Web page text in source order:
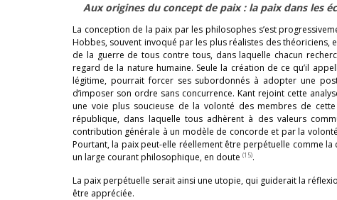
Aux origines du concept de paix : la paix dans les
La conception de la paix par les philosophes s’est
Hobbes, souvent invoqué par les plus réalistes des théoriciens,
de la guerre de tous contre tous, dans laquelle chacun
regard de la nature humaine. Seule la création de ce qu’il
légitime, pourrait forcer ses subordonnés à adopter une
d’imposer son ordre sans concurrence. Kant rejoint cette
une voie plus soucieuse de la volonté des membres de
république, dans laquelle tous adhèrent à des valeurs
contribution générale à un modèle de concorde et par la
Pourtant, la paix peut-elle réellement être perpétuelle comme
un large courant philosophique, en doute (15).
La paix perpétuelle serait ainsi une utopie, qui guiderait la
être appréciée.